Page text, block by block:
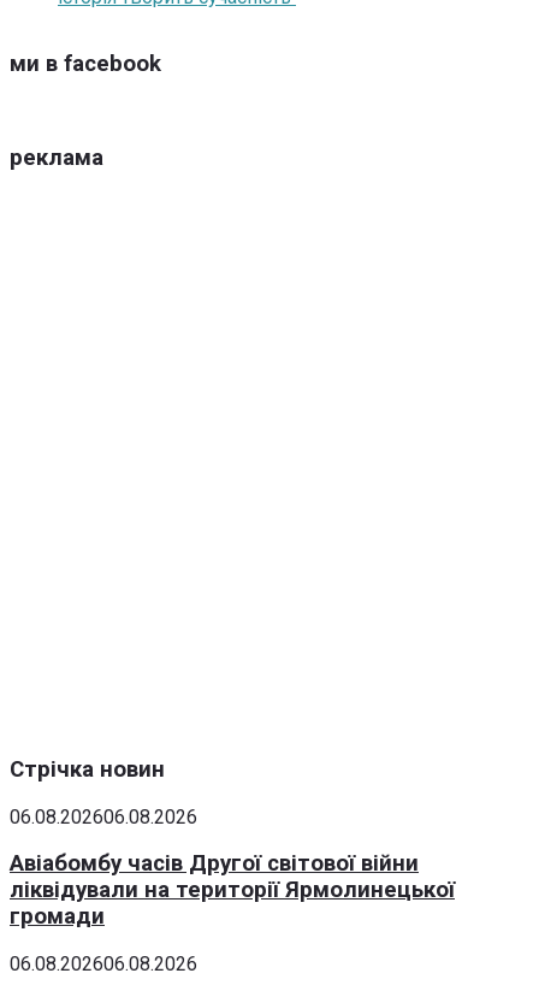
ми в facebook
реклама
Стрічка новин
06.08.202606.08.2026
Авіабомбу часів Другої світової війни
ліквідували на території Ярмолинецької
громади
06.08.202606.08.2026